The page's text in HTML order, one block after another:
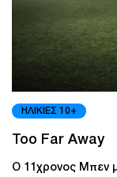
ΗΛΙΚΙΕΣ 10+
Too Far Away
Ο 11χρονος Μπεν